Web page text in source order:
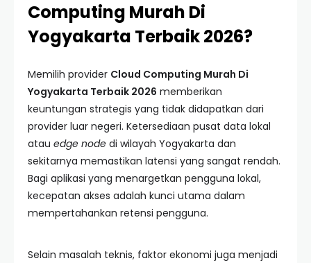
Computing Murah Di
Yogyakarta Terbaik 2026?
Memilih provider Cloud Computing Murah Di
Yogyakarta Terbaik 2026 memberikan
keuntungan strategis yang tidak didapatkan dari
provider luar negeri. Ketersediaan pusat data lokal
atau edge node di wilayah Yogyakarta dan
sekitarnya memastikan latensi yang sangat rendah.
Bagi aplikasi yang menargetkan pengguna lokal,
kecepatan akses adalah kunci utama dalam
mempertahankan retensi pengguna.
Selain masalah teknis, faktor ekonomi juga menjadi